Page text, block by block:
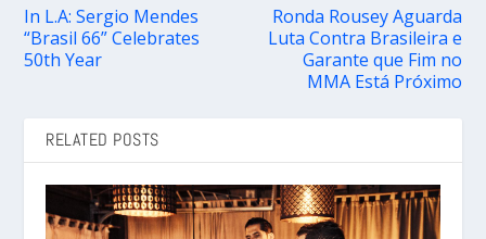
In L.A: Sergio Mendes
“Brasil 66” Celebrates
50th Year
Ronda Rousey Aguarda
Luta Contra Brasileira e
Garante que Fim no
MMA Está Próximo
RELATED POSTS